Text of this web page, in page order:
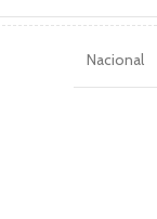
Nacional